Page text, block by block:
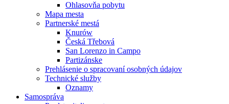
Ohlasovňa pobytu
Mapa mesta
Partnerské mestá
Knurów
Česká Třebová
San Lorenzo in Campo
Partizánske
Prehlásenie o spracovaní osobných údajov
Technické služby
Oznamy
Samospráva